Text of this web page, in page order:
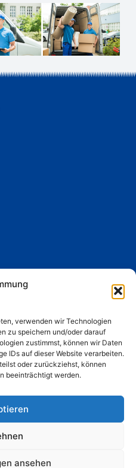
verwenden wir Technologien
zu speichern und/oder darauf
zustimmst, können wir Daten
IDs auf dieser Website verarbeiten.
oder zurückziehst, können
beeinträchtigt werden.
ansehen